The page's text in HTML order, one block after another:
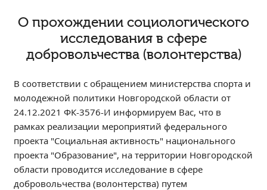
Профессионалитет
АБИТУРИЕНТУ
Опрос по качеству образования
Новости
Наблюдательный совет
Информация
Независимая оценка качества
Профориентация
Обращения онлайн
Контакты
О прохождении социологического
исследования в сфере
добровольчества (волонтерства)
В соответствии с обращением министерства спорта и
молодежной политики Новгородской области от
24.12.2021 ФК-3576-И информируем Вас, что в
рамках реализации мероприятий федерального
проекта "Социальная активность" национального
проекта "Образование", на территории Новгородской
области проводится исследование в сфере
добровольчества (волонтерства) путем